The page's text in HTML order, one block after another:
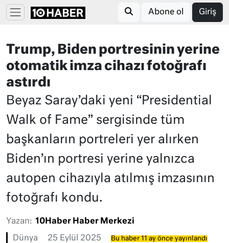
Abone ol Giriş
Trump, Biden portresinin yerine
otomatik imza cihazı fotoğrafı
astırdı
Beyaz Saray’daki yeni “Presidential
Walk of Fame” sergisinde tüm
başkanların portreleri yer alırken
Biden’ın portresi yerine yalnızca
autopen cihazıyla atılmış imzasının
fotoğrafı kondu.
Yazan: 10Haber Haber Merkezi
Dünya 25 Eylül 2025 Bu haber 11 ay önce yayınlandı